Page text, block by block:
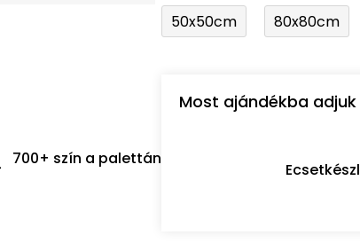
50x50cm 80x80cm
Most ajándékba
700+ szín a palettán